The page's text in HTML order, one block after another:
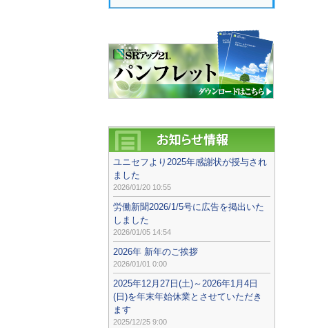
ユニセフより2025年感謝状が授与され
ました
2026/01/20 10:55
労働新聞2026/1/5号に広告を掲出いた
しました
2026/01/05 14:54
2026年 新年のご挨拶
2026/01/01 0:00
2025年12月27日(土)～2026年1月4日
(日)を年末年始休業とさせていただき
ます
2025/12/25 9:00